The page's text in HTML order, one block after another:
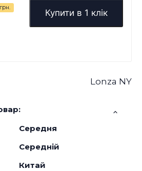
Купити в 1 клік
Lonza NY
Середня
Середній
Китай